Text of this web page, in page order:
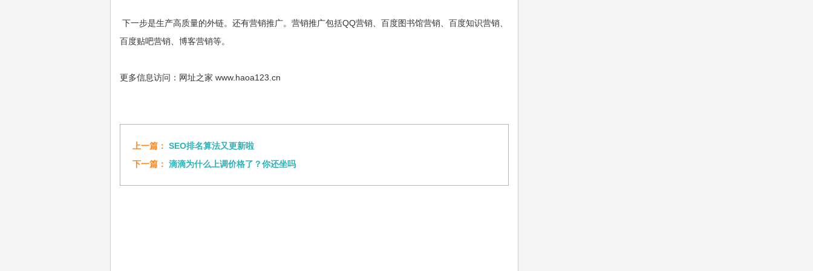
下一步是生产高质量的外链。还有营销推广。营销推广包括QQ营销、百度图书馆营销、百度知识营销、
百度贴吧营销、博客营销等。
更多信息访问：网址之家 www.haoa123.cn
上一篇： SEO排名算法又更新啦
下一篇： 滴滴为什么上调价格了？你还坐吗